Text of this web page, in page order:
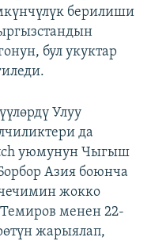
берилиши
бул укуктар
Улуу
да
уюмунун Чыгыш
Азия боюнча
жокко
менен 22-
жарыялап,